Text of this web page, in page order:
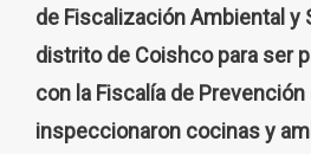
de Fiscalización Ambiental y
distrito de Coishco para ser
con la Fiscalía de Prevención
inspeccionaron cocinas y